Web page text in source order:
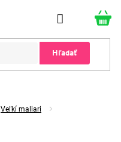
Hľadať
Veľkí maliari